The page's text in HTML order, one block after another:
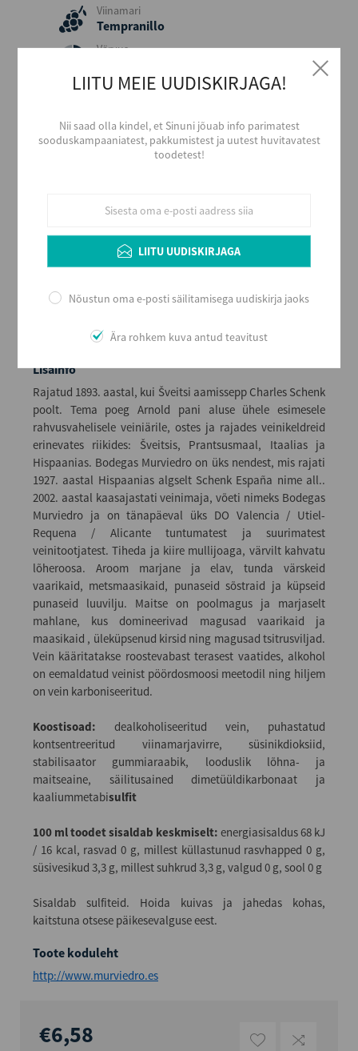
Viinamari
Tempranillo
Värvus
Maitse
Maht (L)
0,75
EAN
8410388016197
Serveerimine
Jahutatult 6 - 8 ºC väiksemast, sihvaka kujuga bordeaux´
tüüpi joogiklaasis
Lisainfo
Rajatud 1893. aastal, kui Šveitsi aamissepp Charles Schenk
poolt. Tema poeg Arnold pani aluse ühele esimesele
rahvusvahelisele veiniärile, ostes ja rajades veinikeldreid
erinevates riikides: Šveitsis, Prantsusmaal, Itaalias ja
Hispaanias. Bodegas Murviedro on üks nendest, mis rajati
1927. aastal Hispaanias algselt Schenk España nime all..
2002. aastal kaasajastati veinimaja, võeti nimeks Bodegas
Murviedro ja on tänapäeval üks DO Valencia / Utiel-
Requena / Alicante tuntumatest ja suurimatest
veinitootjatest. Tiheda ja kiire mullijoaga, värvilt kahvatu
lõheroosa. Aroom marjane ja elav, tunda värskeid
vaarikaid, metsmaasikaid, punaseid sõstraid ja küpseid
punaseid luuvilju. Maitse on poolmagus ja marjaselt
mahlane, kus domineerivad magusad vaarikaid ja
maasikaid , üleküpsenud kirsid ning magusad tsitrusviljad.
Vein kääritatakse roostevabast terasest vaatides, alkohol
on eemaldatud veinist pöördosmoosi meetodil ning hiljem
on vein karboniseeritud.
Koostisoad: dealkoholiseeritud vein, puhastatud
kontsentreeritud viinamarjavirre, süsinikdioksiid,
stabilisaator gummiaraabik, looduslik lõhna- ja
maitseaine, säilitusained dimetüüldikarbonaat ja
kaaliummetabisulfit
100 ml toodet sisaldab keskmiselt: energiasisaldus 68 kJ
/ 16 kcal, rasvad 0 g, millest küllastunud rasvhapped 0 g,
süsivesikud 3,3 g, millest suhkrud 3,3 g, valgud 0 g, sool 0 g
Sisaldab sulfiteid. Hoida kuivas ja jahedas kohas,
kaitstuna otsese päikesevalguse eest.
Toote koduleht
http://www.murviedro.es
€6,58
LIITU MEIE UUDISKIRJAGA!
Nii saad olla kindel, et Sinuni jõuab info parimatest
sooduskampaaniatest, pakkumistest ja uutest huvitavatest
toodetest!
LIITU UUDISKIRJAGA
Nõustun oma e-posti säilitamisega uudiskirja jaoks
Ära rohkem kuva antud teavitust